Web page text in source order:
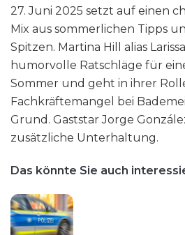
27. Juni 2025 setzt auf einen
Mix aus sommerlichen Tipps
Spitzen. Martina Hill alias
humorvolle Ratschläge für
Sommer und geht in ihrer
Fachkräftemangel bei
Grund. Gaststar Jorge
zusätzliche Unterhaltung.
Das könnte Sie auch